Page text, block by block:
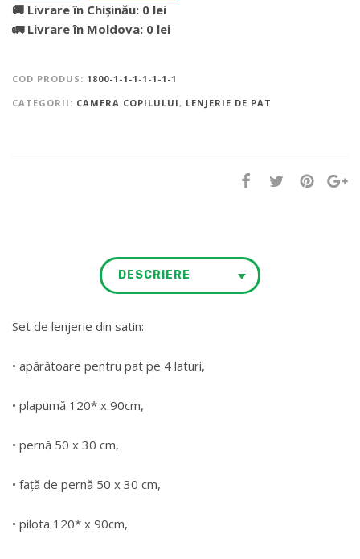
🚚 Livrare în Chișinău: 0 lei
🚛 Livrare în Moldova: 0 lei
COD PRODUS: 1800-1-1-1-1-1-1-1
CATEGORII: CAMERA COPILULUI , LENJERIE DE PAT
DESCRIERE
Set de lenjerie din satin:
• apărătoare pentru pat pe 4 laturi,
• plapumă 120* x 90cm,
• pernă 50 x 30 cm,
• față de pernă 50 x 30 cm,
• pilota 120* x 90cm,